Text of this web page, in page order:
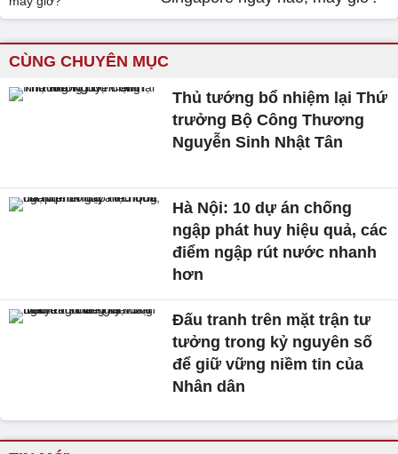
CÙNG CHUYÊN MỤC
Thủ tướng bổ nhiệm lại Thứ
trưởng Bộ Công Thương
Nguyễn Sinh Nhật Tân
Hà Nội: 10 dự án chống
ngập phát huy hiệu quả, các
điểm ngập rút nước nhanh
hơn
Đấu tranh trên mặt trận tư
tưởng trong kỷ nguyên số
để giữ vững niềm tin của
Nhân dân